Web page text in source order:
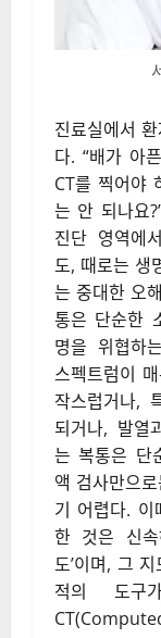
진료실에서
다. “배가 아
CT를 찍어야
는 안 되나요
진단 영역에
도, 때로는 생
는 중대한 오
통은 단순한
명을 위협하
스펙트럼이
작스럽거나,
되거나, 발열
는 복통은 단
액 검사만으
기 어렵다. 이
한 것은 신속
도’이며, 그
적의 도구